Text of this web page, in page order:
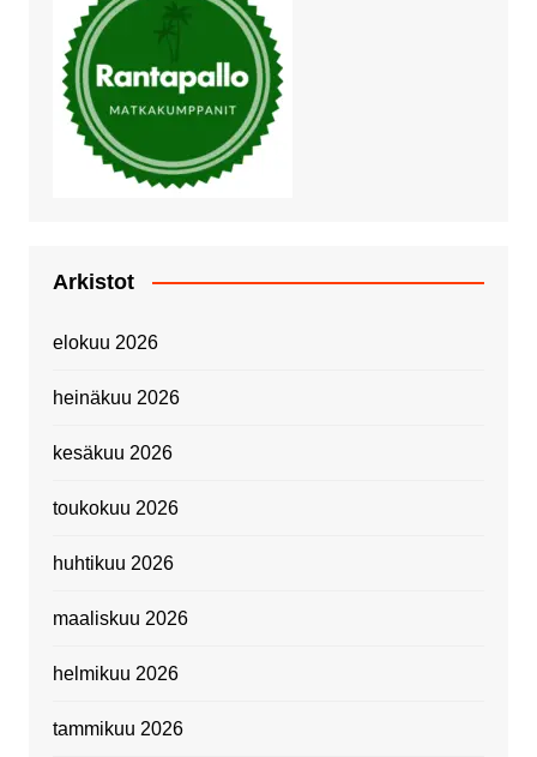
Arkistot
elokuu 2026
heinäkuu 2026
kesäkuu 2026
toukokuu 2026
huhtikuu 2026
maaliskuu 2026
helmikuu 2026
tammikuu 2026